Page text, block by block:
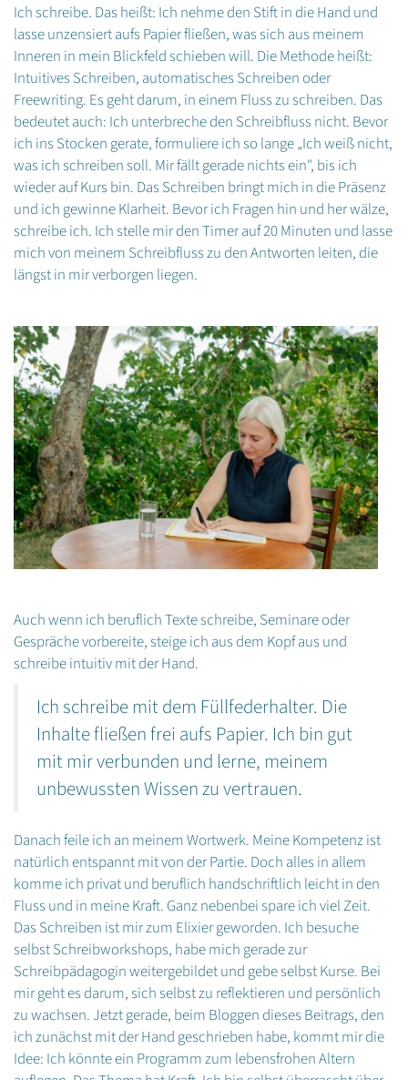
Ich schreibe. Das heißt: Ich nehme den Stift in die Hand und
lasse unzensiert aufs Papier fließen, was sich aus meinem
Inneren in mein Blickfeld schieben will. Die Methode heißt:
Intuitives Schreiben, automatisches Schreiben oder
Freewriting. Es geht darum, in einem Fluss zu schreiben. Das
bedeutet auch: Ich unterbreche den Schreibfluss nicht. Bevor
ich ins Stocken gerate, formuliere ich so lange „Ich weiß nicht,
was ich schreiben soll. Mir fällt gerade nichts ein", bis ich
wieder auf Kurs bin. Das Schreiben bringt mich in die Präsenz
und ich gewinne Klarheit. Bevor ich Fragen hin und her wälze,
schreibe ich. Ich stelle mir den Timer auf 20 Minuten und lasse
mich von meinem Schreibfluss zu den Antworten leiten, die
längst in mir verborgen liegen.
Auch wenn ich beruflich Texte schreibe, Seminare oder
Gespräche vorbereite, steige ich aus dem Kopf aus und
schreibe intuitiv mit der Hand.
Ich schreibe mit dem Füllfederhalter. Die
Inhalte fließen frei aufs Papier. Ich bin gut
mit mir verbunden und lerne, meinem
unbewussten Wissen zu vertrauen.
Danach feile ich an meinem Wortwerk. Meine Kompetenz ist
natürlich entspannt mit von der Partie. Doch alles in allem
komme ich privat und beruflich handschriftlich leicht in den
Fluss und in meine Kraft. Ganz nebenbei spare ich viel Zeit.
Das Schreiben ist mir zum Elixier geworden. Ich besuche
selbst Schreibworkshops, habe mich gerade zur
Schreibpädagogin weitergebildet und gebe selbst Kurse. Bei
mir geht es darum, sich selbst zu reflektieren und persönlich
zu wachsen. Jetzt gerade, beim Bloggen dieses Beitrags, den
ich zunächst mit der Hand geschrieben habe, kommt mir die
Idee: Ich könnte ein Programm zum lebensfrohen Altern